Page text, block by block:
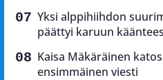
Yksi alppihiihdon
päättyi karuun
Kaisa Mäkäräinen
ensimmäinen viesti